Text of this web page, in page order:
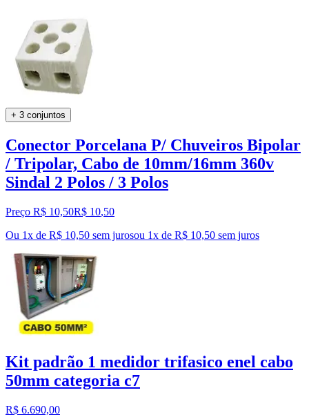
+ 3 conjuntos
Conector Porcelana P/ Chuveiros Bipolar
/ Tripolar, Cabo de 10mm/16mm 360v
Sindal 2 Polos / 3 Polos
Preço R$ 10,50R$ 10,50
Ou 1x de R$ 10,50 sem jurosou 1x de R$ 10,50 sem juros
Kit padrão 1 medidor trifasico enel cabo
50mm categoria c7
R$ 6.690,00